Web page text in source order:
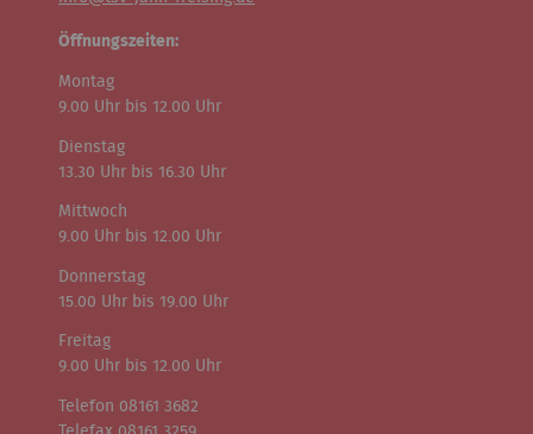
Öffnungszeiten:
Montag
9.00 Uhr bis 12.00 Uhr
Dienstag
13.30 Uhr bis 16.30 Uhr
Mittwoch
9.00 Uhr bis 12.00 Uhr
Donnerstag
15.00 Uhr bis 19.00 Uhr
Freitag
9.00 Uhr bis 12.00 Uhr
Telefon 08161 3682